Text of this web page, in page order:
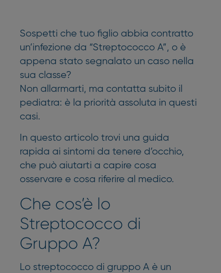
Sospetti che tuo figlio abbia contratto
un’infezione da “Streptococco A”, o è
appena stato segnalato un caso nella
sua classe?
Non allarmarti, ma contatta subito il
pediatra: è la priorità assoluta in questi
casi.
In questo articolo trovi una guida
rapida ai sintomi da tenere d’occhio,
che può aiutarti a capire cosa
osservare e cosa riferire al medico.
Che cos’è lo
Streptococco di
Gruppo A?
Lo streptococco di gruppo A è un